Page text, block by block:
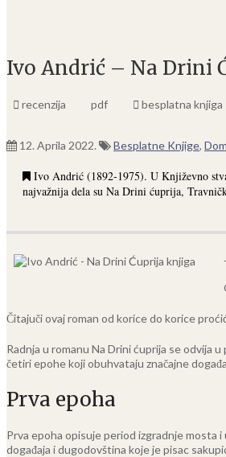
Ivo Andrić – Na Drini
recenzija pdf besplatna knjiga
12. Aprila 2022. Besplatne Knjige,
Ivo Andrić (1892-1975). U Književno
najvažnija dela su Na Drini ćuprija,
Čitajuči ovaj roman od korice do korice
Radnja u romanu Na Drini ćuprija se odvija
četiri epohe koji obuhvataju značajne
Prva epoha
Prva epoha opisuje period izgradnje mosta
događaja i dugodovština koje je pisac